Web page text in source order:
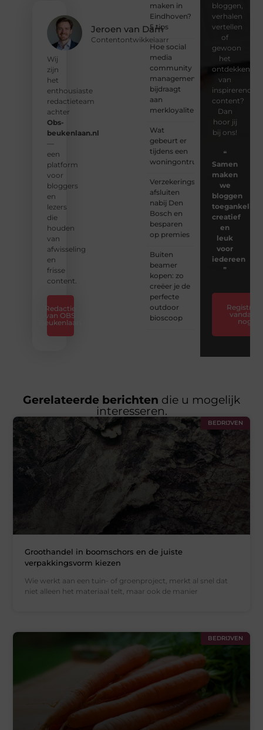
Jeroen van Dam
Contentontwikkelaarr
Wij
zijn
het
enthousiaste
redactieteam
achter
Obs-
beukenlaan.nl
—
een
platform
voor
bloggers
en
lezers
die
houden
van
afwisseling
en
frisse
content.
Redactie
van OBS
Beukenlaan
maken in
Eindhoven?
5 tips
Hoe social
media
community
management
bijdraagt
aan
merkloyaliteit
Wat
gebeurt er
tijdens een
woningontruiming?
Verzekeringspakket
afsluiten
nabij Den
Bosch en
besparen
op premies
Buiten
beamer
kopen: zo
creëer je de
perfecte
outdoor
bioscoop
bloggen,
verhalen
vertellen
of
gewoon
het
ontdekken
van
inspirerende
content?
Dan
hoor jij
bij ons!
❝
Samen
maken
we
bloggen
toegankelijk,
creatief
en
leuk
voor
iedereen
❞
Registreer
vandaag
nog
Gerelateerde berichten die u mogelijk
interesseren.
BEDRIJVEN
Groothandel in boomschors en de juiste
verpakkingsvorm kiezen
Wie werkt aan een tuin- of groenproject, merkt al snel dat
niet alleen het materiaal telt, maar ook de manier
BEDRIJVEN